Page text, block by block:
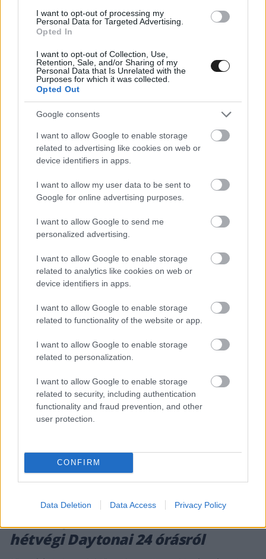
I want to opt-out of processing my
Personal Data for Targeted Advertising.
Opted In
I want to opt-out of Collection, Use,
Retention, Sale, and/or Sharing of my
Personal Data that Is Unrelated with the
Purposes for which it was collected.
Opted Out
Google consents
I want to allow Google to enable storage
related to advertising like cookies on web or
device identifiers in apps.
I want to allow my user data to be sent to
Google for online advertising purposes.
I want to allow Google to send me
personalized advertising.
I want to allow Google to enable storage
related to analytics like cookies on web or
device identifiers in apps.
I want to allow Google to enable storage
related to functionality of the website or app.
I want to allow Google to enable storage
related to personalization.
I want to allow Google to enable storage
related to security, including authentication
functionality and fraud prevention, and other
user protection.
CONFIRM
Data Deletion Data Access Privacy Policy
Cadillac; garázsban a #02-es
Itt a vége a gyári Cadillac-ek jó szereplésének. A Chip Ganassi
Racing által versenyeztetett másik autót is a pitfal mögé
kellett vinni. Ezzel az esélyesek száma 4-re csökkent 7 órával a
vége előtt. Az eddigiekhez képest viszonylag nyugodt
mederben csordogált a 60. Daytona-i 24 órás elmúlt egy
500MILES / 2022. JAN. 30.
Daytona: Magnussen szíve kis
híján megállt, akárcsak az autója
A 60. Daytona-i 24 órás elmúlt két órája is hozott érdekes
momentumokat. Magnussen lelassulását követően a Ganassi
kis híján a #02-est is elvesztette. Már 16 óra telt el azóta,
hogy szombaton, magyar idő szerint 19:40-kor elrajtolt a
izgalmakat, mint az eddigiek. Alighogy beléptünk az utolsó 10
IMSA / 2022. JAN. 29.
hétvégi Daytonai 24 órásról